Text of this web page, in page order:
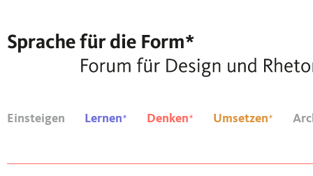
Einsteigen Lernen* Denken* Umsetzen*